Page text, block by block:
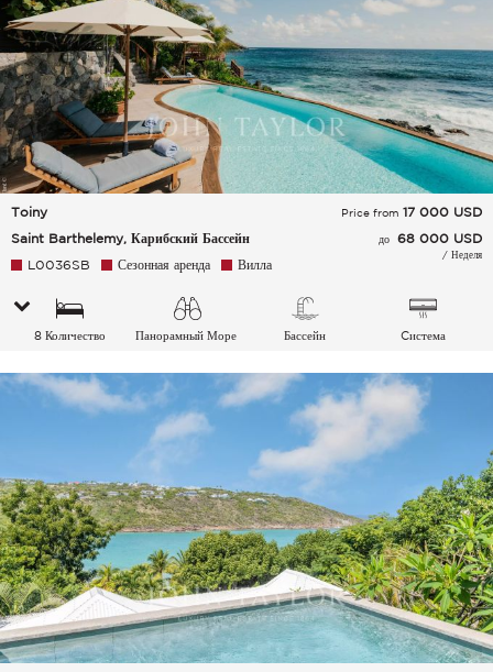
Toiny
Saint Barthelemy, Карибский Бассейн
Price from 17 000 USD
до 68 000 USD
/ Неделя
L0036SB Сезонная аренда Вилла
8 Количество
Панорамный Море Бассейн
Cистема
воздуха